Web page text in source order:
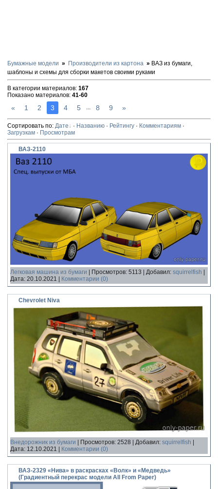
Бумажные модели Производители из картона
ВАЗ из бумаги,
шаблоны и схемы для сборки макетов своими руками
В категории материалов: 167
Показано материалов: 41-60
« 1 2 3 4 5 ... 8 9 »
Сортировать по: Дате · Названию · Рейтингу · Комментариям ·
Загрузкам · Просмотрам
ВАЗ-2110
Легковая машина из бумаги Просмотров: 5113 Добавил: squirrelfish
Дата: 20.10.2021 Комментарии (0)
Chevrolet Niva
Внедорожник из бумаги | Просмотров: 2528 | Добавил: squirrelfish |
Дата: 12.10.2021 | Комментарии (0)
ВАЗ-2329 «Нива» в раскрасках «Волк» и «Медведь»
(Градиентный перекрас модели All From Paper)